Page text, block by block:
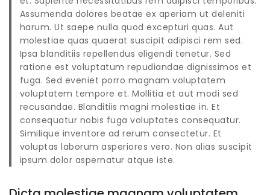
Assumenda dolores beatae ex aperiam ut deleniti
harum. Ut saepe nulla quod excepturi quas. Aut
molestiae quas quaerat suscipit adipisci rem sed.
Ipsa blanditiis repellendus eligendi tenetur. Sed
ratione est voluptatum repudiandae dignissimos et
fuga. Sed eveniet porro magnam voluptatem
voluptatem tempore et. Mollitia et aut modi sed
recusandae. Blanditiis magni molestiae in. Et
consequatur nobis fuga voluptates consequatur.
Similique inventore ad rerum consectetur. Et
voluptas laborum asperiores vero. Non alias suscipit
ipsum dolor aspernatur atque iste.